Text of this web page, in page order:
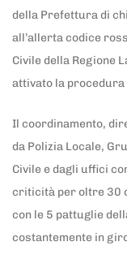
della Prefettura di
all’allerta codice
Civile della Regione
attivato la procedura
Il coordinamento,
da Polizia Locale,
Civile e dagli uffici
criticità per oltre 30
con le 5 pattuglie
costantemente in